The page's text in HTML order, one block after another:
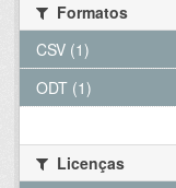
Formatos
CSV (1)
ODT (1)
Licenças